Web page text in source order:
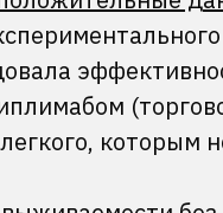
которым